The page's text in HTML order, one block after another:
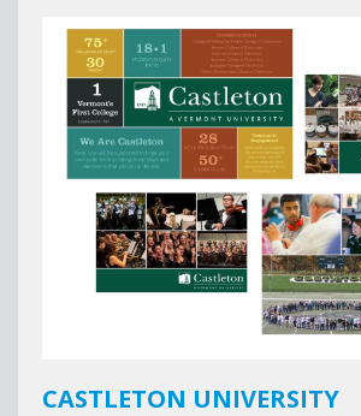
nghiệp ở Mỹ, #7 thành phố an
Xem thêm
CASTLETON UNIVERSITY